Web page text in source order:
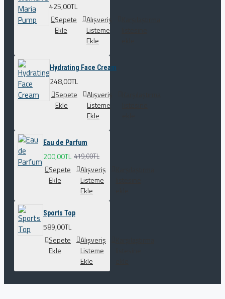
425,00TL
Sepete
Ekle
Alışveriş
Listeme
Ekle
Hydrating Face Cream
248,00TL
Sepete
Ekle
Alışveriş
Listeme
Ekle
Eau de Parfum
200,00TL 419,00TL
Sepete
Ekle
Alışveriş
Listeme
Ekle
Sports Top
589,00TL
Sepete
Ekle
Alışveriş
Listeme
Ekle